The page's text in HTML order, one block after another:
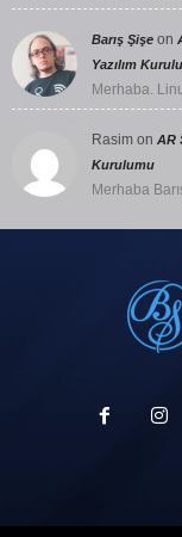
Barış Şişe on
Yazılım
Merhaba.
Rasim on AR
Kurulumu
Merhaba